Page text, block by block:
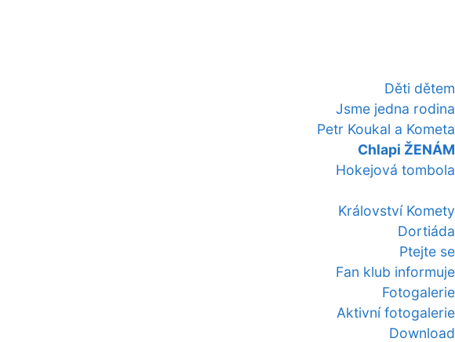
Děti dětem
Jsme jedna rodina
Petr Koukal a Kometa
Chlapi ŽENÁM
Hokejová tombola
Království Komety
Dortiáda
Ptejte se
Fan klub informuje
Fotogalerie
Aktivní fotogalerie
Download